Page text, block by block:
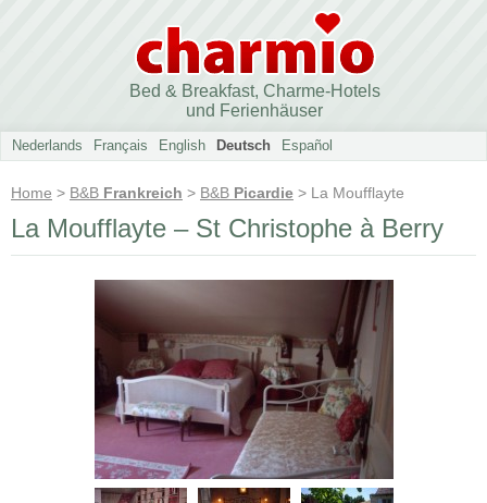
Bed & Breakfast, Charme-Hotels
und Ferienhäuser
Nederlands Français English Deutsch Español
Home > B&B Frankreich > B&B Picardie > La Moufflayte
La Moufflayte – St Christophe à Berry